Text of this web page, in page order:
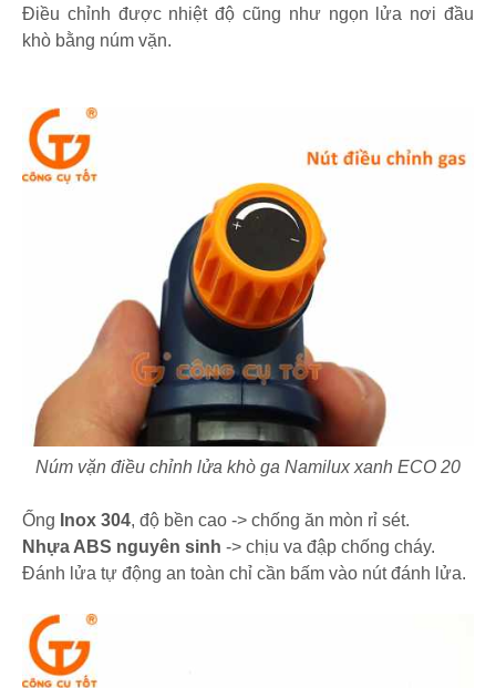
Điều chỉnh được nhiệt độ cũng như ngọn lửa nơi đầu
khò bằng núm vặn.
Núm vặn điều chỉnh lửa khò ga Namilux xanh ECO 20
Ống Inox 304, độ bền cao -> chống ăn mòn rỉ sét.
Nhựa ABS nguyên sinh -> chịu va đập chống cháy.
Đánh lửa tự động an toàn chỉ cần bấm vào nút đánh lửa.